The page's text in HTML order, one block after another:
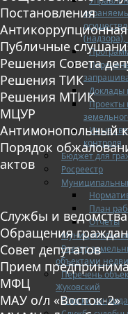
Доклады
Проекты
Иные
контроля
Бюджет для
Росреестр
План
Отчеты
Реестр
объектами
Перечень
Жуковский
Списки
Постановления
Публичные
Решения Совета
Решения ТИК
Решения МТИК
МЦУР
Антимонопольный
Порядок
актов
Службы и ведомства
Обращения граждан
Совет депутатов
Прием
МФЦ
МАУ о/л «Восток-2»